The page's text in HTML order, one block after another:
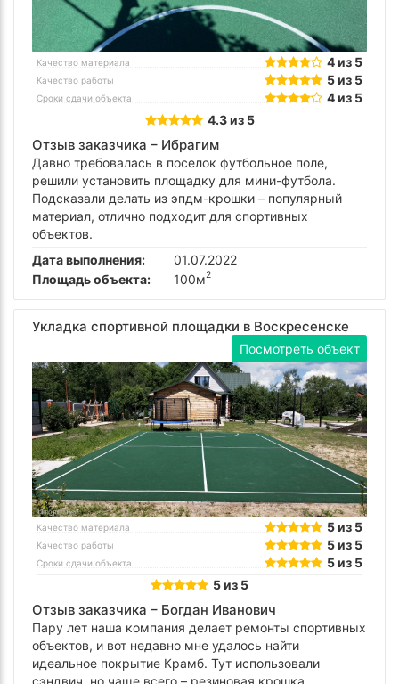
Качество материала 4 из 5
Качество работы 5 из 5
Сроки сдачи объекта
4 из 5
4.3 из 5
Отзыв заказчика – Ибрагим
Давно требовалась в поселок футбольное поле,
решили установить площадку для мини-футбола.
Подсказали делать из эпдм-крошки – популярный
материал, отлично подходит для спортивных
объектов.
Дата выполнения:
01.07.2022
Площадь объекта:
100м2
Укладка спортивной площадки в Воскресенске
Посмотреть объект
Качество материала 5 из 5
Качество работы 5 из 5
Сроки сдачи объекта
5 из 5
5 из 5
Отзыв заказчика – Богдан Иванович
Пару лет наша компания делает ремонты спортивных
объектов, и вот недавно мне удалось найти
идеальное покрытие Крамб. Тут использовали